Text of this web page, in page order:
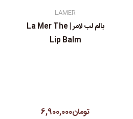
LAMER
بالم لب لامر | La Mer The
Lip Balm
تومان6,900,000